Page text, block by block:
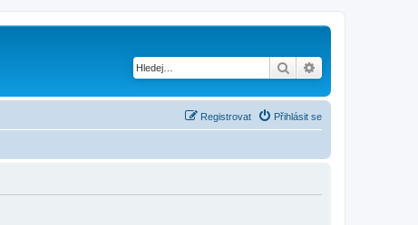
Hledat
Přihlásit se
Registrovat